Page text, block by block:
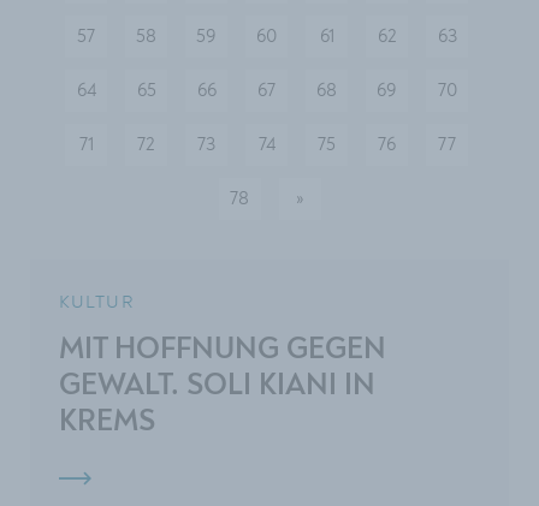
57 58 59 60 61 62 63
64 65 66 67 68 69 70
71 72 73 74 75 76 77
78 »
KULTUR
MIT HOFFNUNG GEGEN
GEWALT. SOLI KIANI IN
KREMS